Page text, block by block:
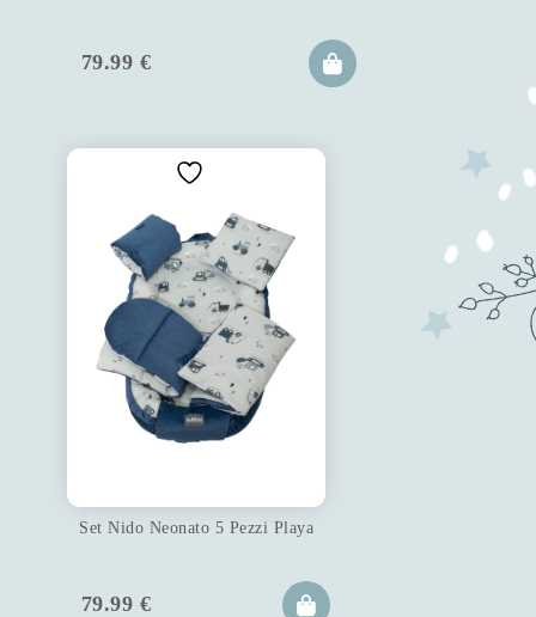
79.99 €
Set Nido Neonato 5 Pezzi Playa
79.99 €